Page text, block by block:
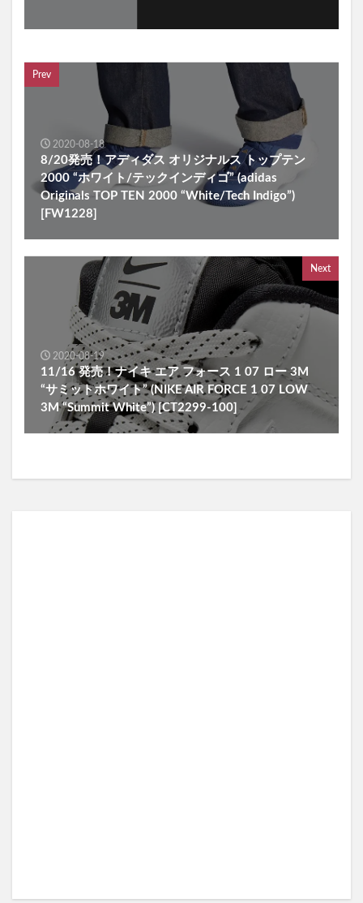
Prev
2020-08-18
8/20発売！アディダス オリジナルス トップテン
2000 “ホワイト/テックインディゴ” (adidas
Originals TOP TEN 2000 “White/Tech Indigo”)
[FW1228]
Next
2020-08-19
11/16 発売！ナイキ エア フォース 1 07 ロー 3M
“サミットホワイト” (NIKE AIR FORCE 1 07 LOW
3M “Summit White”) [CT2299-100]